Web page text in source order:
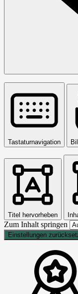
Tastaturnavigation
Titel hervorheben
Zum Inhalt springen
Einstellungen